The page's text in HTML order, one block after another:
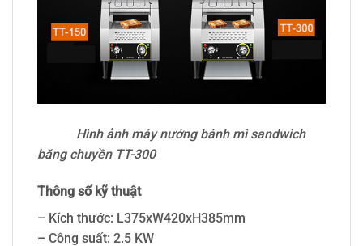
Hình ảnh máy nướng bánh mì sandwich
băng chuyền TT-300
Thông số kỹ thuật
– Kích thước: L375xW420xH385mm
– Công suất: 2.5 KW